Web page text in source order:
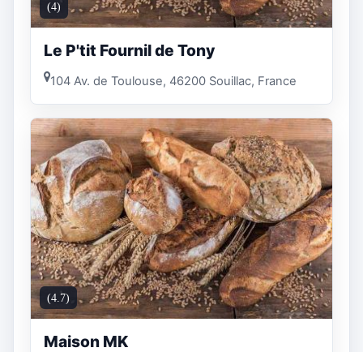
(4)
Le P'tit Fournil de Tony
104 Av. de Toulouse, 46200 Souillac, France
(4.7)
Maison MK